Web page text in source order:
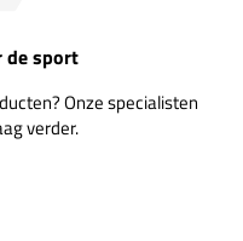
de sport
Onze specialisten
verder.